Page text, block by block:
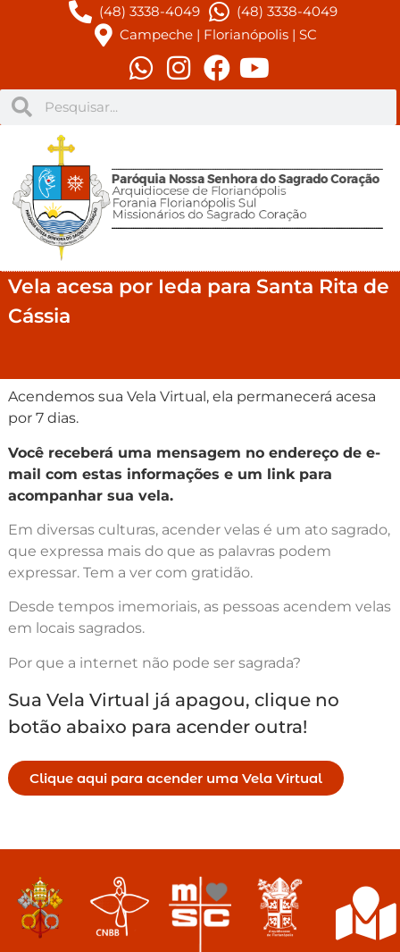
(48) 3338-4049
(48) 3338-4049
Campeche | Florianópolis | SC
Vela acesa por Ieda para Santa Rita de
Cássia
Acendemos sua Vela Virtual, ela permanecerá acesa
por 7 dias.
Você receberá uma mensagem no endereço de e-
mail com estas informações e um link para
acompanhar sua vela.
Em diversas culturas, acender velas é um ato sagrado,
que expressa mais do que as palavras podem
expressar. Tem a ver com gratidão.
Desde tempos imemoriais, as pessoas acendem velas
em locais sagrados.
Por que a internet não pode ser sagrada?
Sua Vela Virtual já apagou, clique no
botão abaixo para acender outra!
Clique aqui para acender uma Vela Virtual